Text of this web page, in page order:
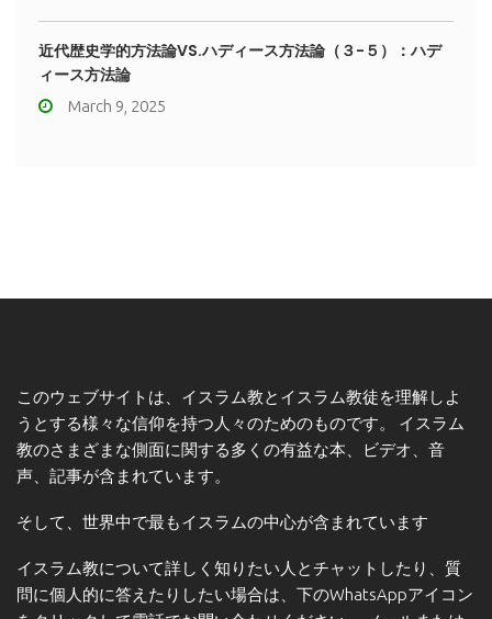
近代歴史学的方法論VS.ハディース方法論（３-５）：ハデ
ィース方法論
March 9, 2025
このウェブサイトは、イスラム教とイスラム教徒を理解しよ
うとする様々な信仰を持つ人々のためのものです。 イスラム
教のさまざまな側面に関する多くの有益な本、ビデオ、音
声、記事が含まれています。
そして、世界中で最もイスラムの中心が含まれています
イスラム教について詳しく知りたい人とチャットしたり、質
問に個人的に答えたりしたい場合は、下のWhatsAppアイコン